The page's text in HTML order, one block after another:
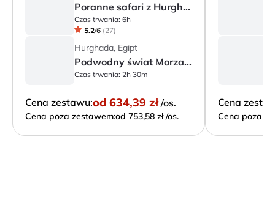
Poranne safari z Hurghady
Czas trwania: 6h
5.2/6 (27)
Hurghada, Egipt
Podwodny świat Morza Czerwonego
Czas trwania: 2h 30m
Cena zestawu:od 634,39 zł /os.
Cena poza zestawem:od 753,58 zł /os.
Cena
Cena poza